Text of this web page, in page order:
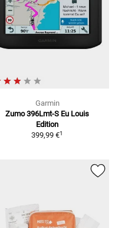
Garmin
Zumo 396Lmt-S Eu Louis
Edition
399,99 €1